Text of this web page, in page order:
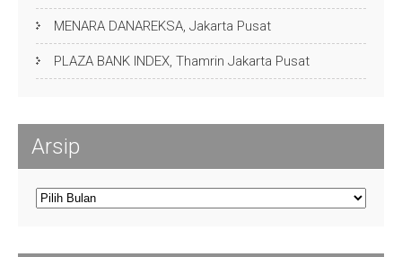
MENARA DANAREKSA, Jakarta Pusat
PLAZA BANK INDEX, Thamrin Jakarta Pusat
Arsip
Arsip